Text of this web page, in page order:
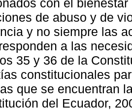
con el
de abuso y de
y no siempre las
a las
35 y 36 de la
constitucionales
que se encuentran
del Ecuador,